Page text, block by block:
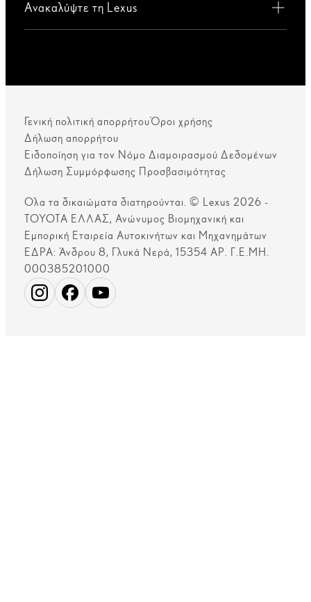
Ανακαλύψτε τη Lexus
Γενική πολιτική απορρήτουΌροι χρήσης
Δήλωση απορρήτου
Ειδοποίηση για τον Νόμο Διαμοιρασμού Δεδομένων
Δήλωση Συμμόρφωσης Προσβασιμότητας
Ολα τα δικαιώματα διατηρούνται. © Lexus 2026 -
ΤΟΥΟΤΑ ΕΛΛΑΣ, Ανώνυμος Βιομηχανική και
Εμπορική Εταιρεία Αυτοκινήτων και Μηχανημάτων
ΕΔΡΑ: Άνδρου 8, Γλυκά Νερά, 15354 ΑΡ. Γ.Ε.ΜΗ.
000385201000